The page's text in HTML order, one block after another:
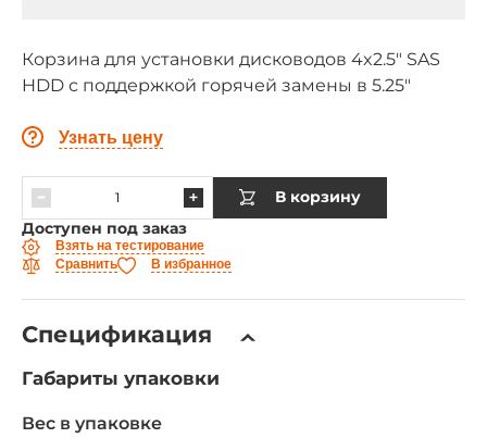
Корзина для установки дисководов 4x2.5" SAS
HDD с поддержкой горячей замены в 5.25"
Узнать цену
В корзину
Доступен под заказ
Взять на тестирование
Сравнить
В избранное
Спецификация
Габариты упаковки
Вес в упаковке